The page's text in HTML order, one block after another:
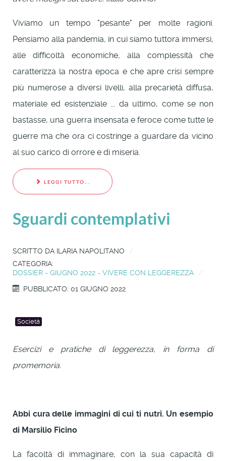
Viviamo un tempo "pesante" per molte ragioni.
Pensiamo alla pandemia, in cui siamo tuttora immersi,
alle difficoltà economiche, alla complessità che
caratterizza la nostra epoca e che apre crisi sempre
più numerose a diversi livelli, alla precarietà diffusa,
materiale ed esistenziale …. da ultimo, come se non
bastasse, una guerra insensata e feroce come tutte le
guerre ma che ora ci costringe a guardare da vicino
al suo carico di orrore e di miseria.
LEGGI TUTTO...
Sguardi contemplativi
SCRITTO DA ILARIA NAPOLITANO
CATEGORIA:
DOSSIER - GIUGNO 2022 - VIVERE CON LEGGEREZZA
PUBBLICATO: 01 GIUGNO 2022
Società
Esercizi e pratiche di leggerezza, in forma di
promemoria.
Abbi cura delle immagini di cui ti nutri. Un esempio
di Marsilio Ficino
La facoltà di immaginare, con la sua capacità di